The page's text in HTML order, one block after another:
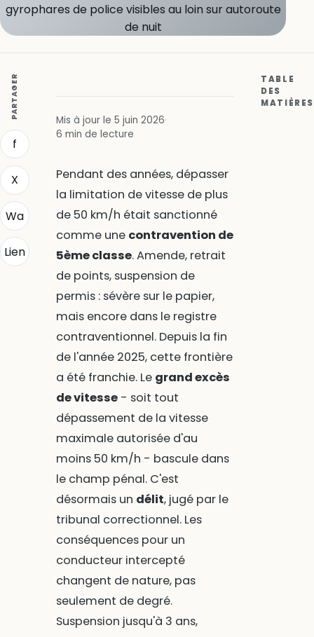
PARTAGER
f
X
Wa
Lien
Mis à jour le 5 juin 2026·
6 min de lecture
Pendant des années, dépasser
la limitation de vitesse de plus
de 50 km/h était sanctionné
comme une contravention de
5ème classe. Amende, retrait
de points, suspension de
permis : sévère sur le papier,
mais encore dans le registre
contraventionnel. Depuis la fin
de l'année 2025, cette frontière
a été franchie. Le grand excès
de vitesse- soit tout
dépassement de la vitesse
maximale autorisée d'au
moins 50 km/h - bascule dans
le champ pénal. C'est
désormais un délit, jugé par le
tribunal correctionnel. Les
conséquences pour un
conducteur intercepté
changent de nature, pas
seulement de degré.
Suspension jusqu'à 3 ans,
TABLE
DES
MATIÈRES